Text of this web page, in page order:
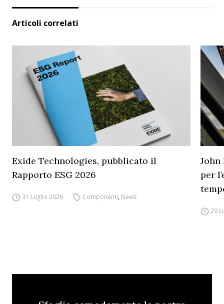
Articoli correlati
Exide Technologies, pubblicato il
Rapporto ESG 2026
31 Luglio 2026 Componenti, News
John
per
29